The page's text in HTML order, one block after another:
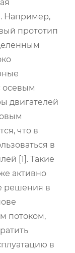
Например,
прототип
осевым
двигателей
что в
в
[1]. Такие
активно
решения в
потоком,
в